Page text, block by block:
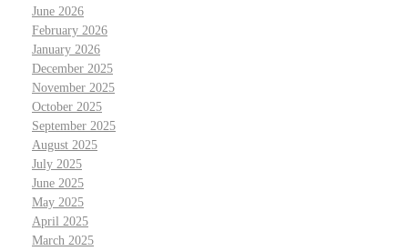
June 2026
February 2026
January 2026
December 2025
November 2025
October 2025
September 2025
August 2025
July 2025
June 2025
May 2025
April 2025
March 2025